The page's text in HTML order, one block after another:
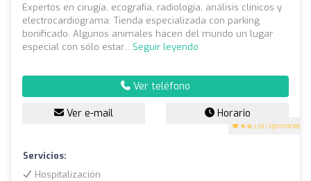
4.6 (181 opiniones)
Expertos en cirugía, ecografía, radiología, análisis clínicos y
electrocardiograma. Tienda especializada con parking
bonificado. Algunos animales hacen del mundo un lugar
especial con sólo estar... Seguir leyendo
Ver teléfono
Ver e-mail Horario
Servicios:
Hospitalización